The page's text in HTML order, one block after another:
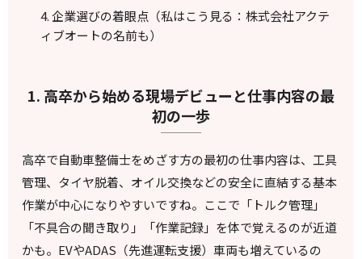
企業選びの着眼点（私はこう見る：株式会社アクテ
ィブオートの名前も）
1. 高卒から始める現場デビューと仕事内容の最
初の一歩
高卒で自動車整備士をめざす方の最初の仕事内容は、工具
管理、タイヤ脱着、オイル交換などの安全に直結する基本
作業が中心になりやすいですね。ここで「トルク管理」
「不具合の聞き取り」「作業記録」を体で覚えるのが近道
かも。EVやADAS（先進運転支援）車両も増えているの